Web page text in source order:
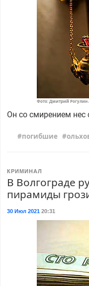
Фото: Дмитрий Рогулин
Он со смирением нес
погибшие
КРИМИНАЛ
В Волгограде
пирамиды
30 Июл 202120:31